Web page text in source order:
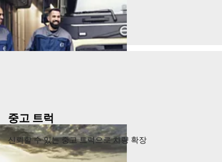
중고 트럭
신뢰할 수 있는 중고 트럭으로 차량 확장